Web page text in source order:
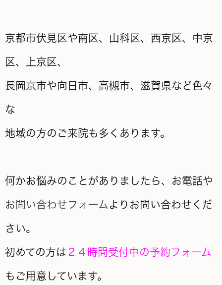
京都市伏見区や南区、山科区、西京区、中京
区、上京区、
長岡京市や向日市、高槻市、滋賀県など色々
な
地域の方のご来院も多くあります。
何かお悩みのことがありましたら、お電話や
お問い合わせフォームよりお問い合わせくだ
さい。
初めての方は ２４時間受付中の予約フォーム
もご用意しています。